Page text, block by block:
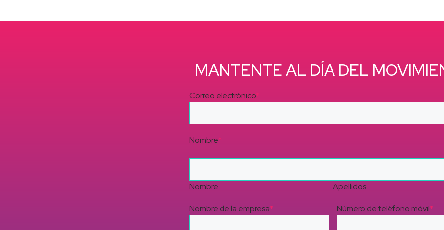
MANTENTE AL DÍA DEL
Correo electrónico*
Nombre*
Nombre Apellidos
Nombre de la empresa* Número de teléfono móvil*